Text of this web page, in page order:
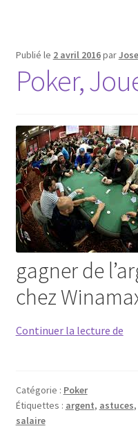
??
Publié le 2 avril 2016par
Poker,
gagner de
chez
Continuer la lecture de
Catégorie : Poker
Étiquettes : argent, astuces,
salaire